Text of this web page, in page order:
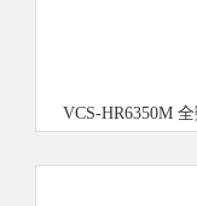
VCS-HR6350M